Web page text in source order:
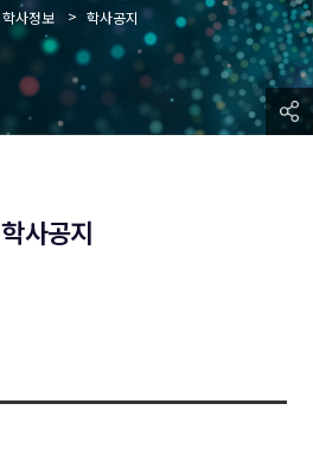
학사정보 > 학사공지
학사공지